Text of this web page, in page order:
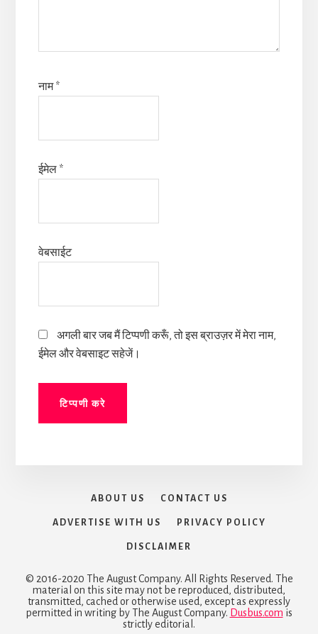
नाम*
ईमेल *
वेबसाईट
अगली बार जब मैं टिप्पणी करूँ, तो इस ब्राउज़र में मेरा नाम,
ईमेल और वेबसाइट सहेजें।
ABOUT US CONTACT US
ADVERTISE WITH US PRIVACY POLICY
DISCLAIMER
© 2016-2020 The August Company. All Rights Reserved. The
material on this site may not be reproduced, distributed,
transmitted, cached or otherwise used, except as expressly
permitted in writing by The August Company. Dusbus.com is
strictly editorial.